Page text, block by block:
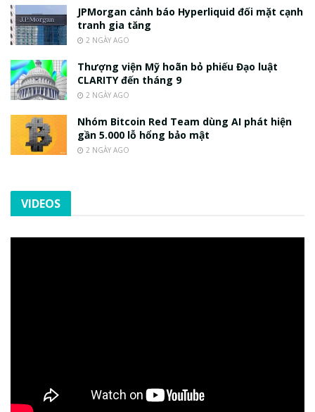
JPMorgan cảnh báo Hyperliquid đối mặt cạnh
tranh gia tăng
2 NGÀY AGO
Thượng viện Mỹ hoãn bỏ phiếu Đạo luật
CLARITY đến tháng 9
2 NGÀY AGO
Nhóm Bitcoin Red Team dùng AI phát hiện
gần 5.000 lỗ hổng bảo mật
2 NGÀY AGO
VIDEOS